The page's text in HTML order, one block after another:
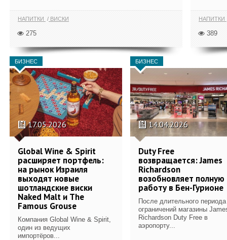
НАПИТКИ ВИСКИ
275
НАПИТКИ
389
БИЗНЕС
17.05.2026
Global Wine & Spirit
расширяет портфель:
на рынок Израиля
выходят новые
шотландские виски
Naked Malt и The
Famous Grouse
Компания Global Wine & Spirit,
один из ведущих
импортёров...
БИЗНЕС
14.04.2026
Duty Free
возвращается: James
Richardson
возобновляет полную
работу в Бен-Гурионе
После длительного периода
ограничений магазины
Richardson Duty Free в
аэропорту...